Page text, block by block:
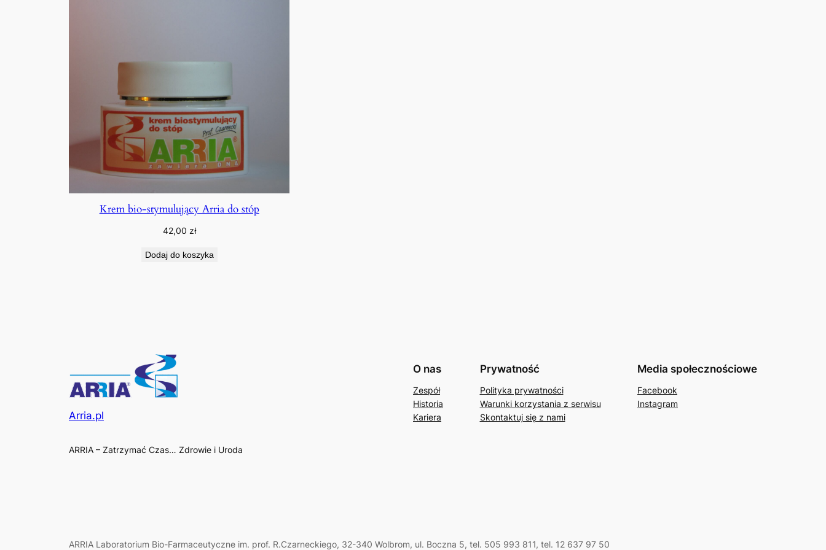
Krem bio-stymulujący Arria do stóp
42,00 zł
Dodaj do koszyka
Arria.pl
ARRIA – Zatrzymać Czas… Zdrowie i Uroda
O nas
Zespół
Historia
Kariera
Prywatność
Polityka prywatności
Warunki korzystania z serwisu
Skontaktuj się z nami
Media społecznościowe
Facebook
Instagram
ARRIA Laboratorium Bio-Farmaceutyczne im. prof. R.Czarneckiego, 32-340 Wolbrom, ul. Boczna 5, tel. 505 993 811, tel. 12 637 97 50